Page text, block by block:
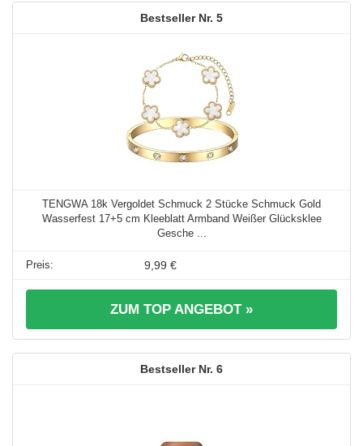
5
TENGWA 18k Vergoldet Schmuck 2 Stücke Schmuck Gold
Wasserfest 17+5 cm Kleeblatt Armband Weißer Glücksklee
Gesche ...
9,99 €
ZUM TOP ANGEBOT »
6